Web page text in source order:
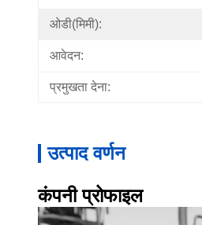
ओडी(मिमी):
आवेदन:
प्रमुखता देना:
उत्पाद वर्णन
कंपनी प्रोफाइल